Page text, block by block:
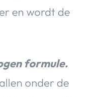
en wordt de
formule.
onder de